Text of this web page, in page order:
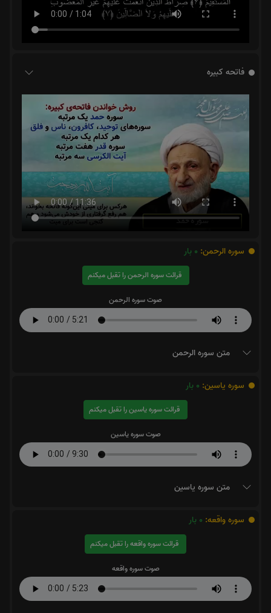
فاتحه کبیره
سوره الرحمن: 0 بار
قرائت سوره الرحمن را تقبل میکنم
صوت سوره الرحمن
متن سوره الرحمن
سوره یاسین: 0 بار
قرائت سوره یاسین را تقبل میکنم
صوت سوره یاسین
متن سوره یاسین
سوره واقعه: 0 بار
قرائت سوره واقعه را تقبل میکنم
صوت سوره واقعه